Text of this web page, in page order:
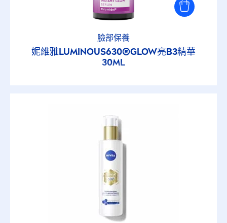
臉部保養
妮維雅LUMINOUS630®GLOW亮B3精華
30ML